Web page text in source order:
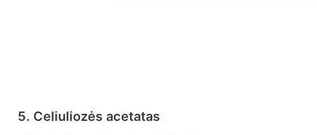
5. Celiuliozės acetatas